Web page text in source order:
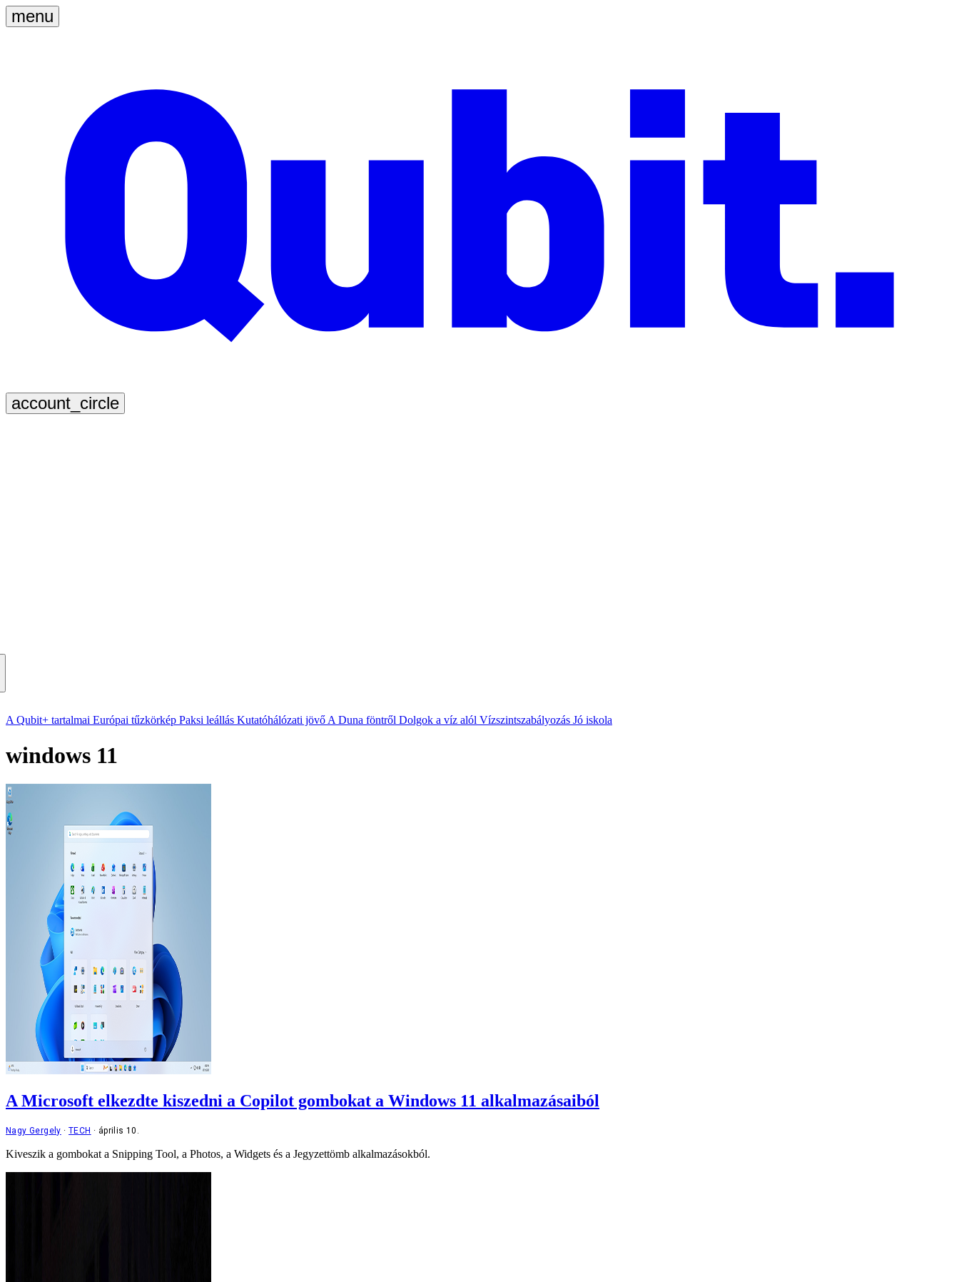
A Qubit+ tartalmai Európai tűzkörkép Paksi leállás Kutatóhálózati jövő A Duna föntről Dolgok a víz alól Vízszintszabályozás Jó iskola
windows 11
A Microsoft elkezdte kiszedni a Copilot gombokat a Windows 11 alkalmazásaiból
Nagy Gergely TECH április 10.
Kiveszik a gombokat a Snipping Tool, a Photos, a Widgets és a Jegyzettömb alkalmazásokból.